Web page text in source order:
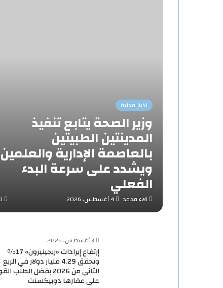
اخبار محلية
وزير الصحة يتابع تنفيذ
المدينتين الطبيتين
بالعاصمة الإدارية والعلمين
ويشدد على سرعة البدء
الفعلي
آلاء محمد 4 أغسطس، 2026
3 أغسطس، 2026
إرتفاع إيرادات «ريجينيرون» 17%
وتحقق 4.29 مليار دولار في الربع
الثاني من 2026 بفضل الطلب
على عقارها دوبيكسنت